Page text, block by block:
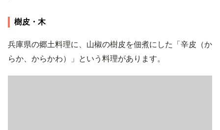
樹皮・木
兵庫県の郷土料理に、山椒の樹皮を佃煮にした「辛皮（か
らか、からかわ）」という料理があります。